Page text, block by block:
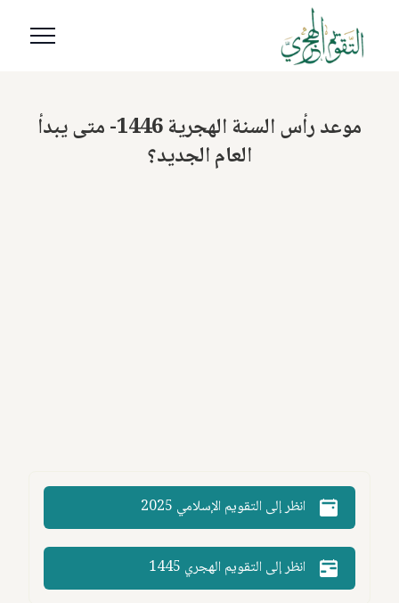
موعد رأس السنة الهجرية 1446- متى يبدأ
العام الجديد؟
-774
-419
انظر إلى التقويم الإسلامي 2025
انظر إلى التقويم الهجري 1445